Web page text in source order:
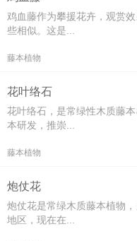
鸡血藤作为攀援花卉，观赏
些相似。这是...
藤本植物
花叶络石
花叶络石，是常绿性木质藤
本研发，推崇...
藤本植物
炮仗花
炮仗花是常绿木质藤本植物
地区，现在在...